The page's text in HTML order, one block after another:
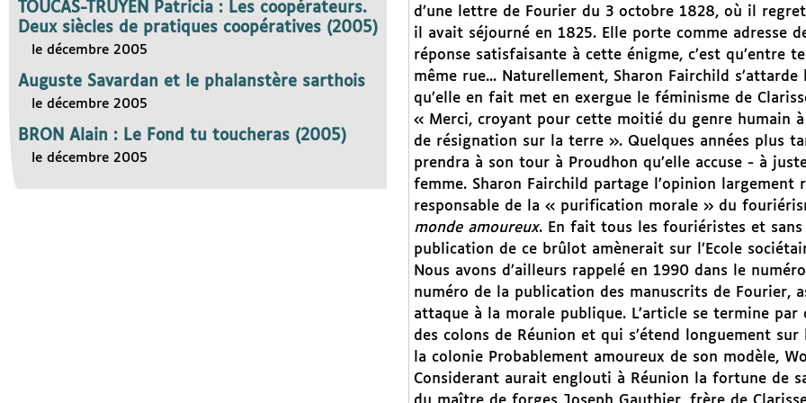
d’une lettre de Fourier du 3 octobre 1828, où il
il avait séjourné en 1825. Elle porte comme adresse
réponse satisfaisante à cette énigme, c’est qu’entre
même rue... Naturellement, Sharon Fairchild
qu’elle en fait met en exergue le féminisme de
« Merci, croyant pour cette moitié du genre humain
de résignation sur la terre ». Quelques années plus
prendra à son tour à Proudhon qu’elle accuse - à
femme. Sharon Fairchild partage l’opinion largement
responsable de la « purification morale » du
monde amoureux. En fait tous les fouriéristes et
publication de ce brûlot amènerait sur l’Ecole
Nous avons d’ailleurs rappelé en 1990 dans le
numéro de la publication des manuscrits de Fourier,
attaque à la morale publique. L’article se termine
des colons de Réunion et qui s’étend longuement
la colonie Probablement amoureux de son modèle,
Considerant aurait englouti à Réunion la fortune de
TOUCAS-TRUYEN Patricia : Les coopérateurs.
Deux siècles de pratiques coopératives (2005)
le décembre 2005
Auguste Savardan et le phalanstère sarthois
le décembre 2005
BRON Alain : Le Fond tu toucheras (2005)
le décembre 2005